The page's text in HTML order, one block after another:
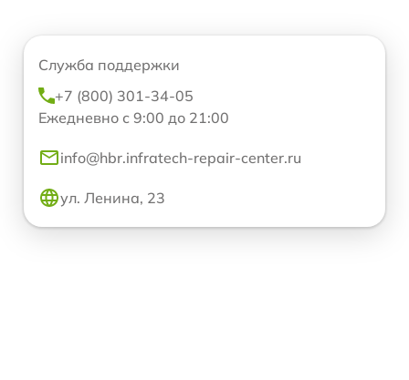
Служба поддержки
+7 (800) 301-34-05
Ежедневно с 9:00 до 21:00
info@hbr.infratech-repair-center.ru
ул. Ленина, 23